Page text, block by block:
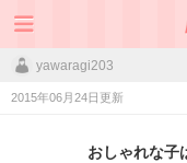
yawaragi203
2015年06月24日更新
おしゃれな子